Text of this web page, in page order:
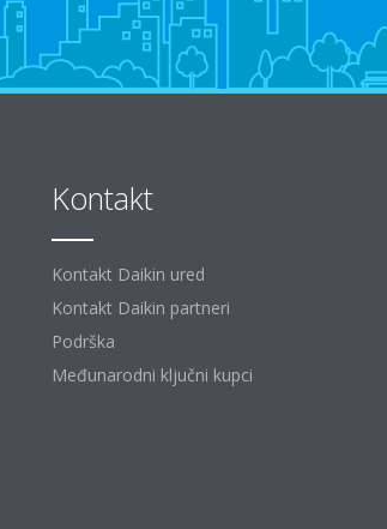
Kontakt
Kontakt Daikin ured
Kontakt Daikin partneri
Podrška
Međunarodni ključni kupci